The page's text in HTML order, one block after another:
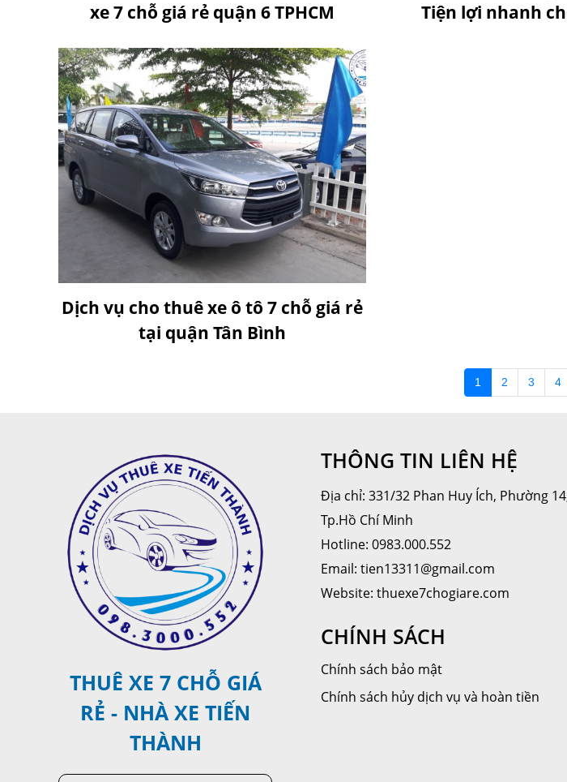
xe 7 chỗ giá rẻ quận 6 TPHCM
Tiện lợi nhanh
Dịch vụ cho thuê xe ô tô 7 chỗ giá rẻ
tại quận Tân Bình
1 2 3 4
THUÊ XE 7 CHỖ GIÁ
RẺ - NHÀ XE TIẾN
THÀNH
THÔNG TIN LIÊN HỆ
Địa chỉ: 331/32 Phan Huy Ích, Phường
Tp.Hồ Chí Minh
Hotline: 0983.000.552
Email: tien13311@gmail.com
Website: thuexe7chogiare.com
CHÍNH SÁCH
Chính sách bảo mật
Chính sách hủy dịch vụ và hoàn tiền